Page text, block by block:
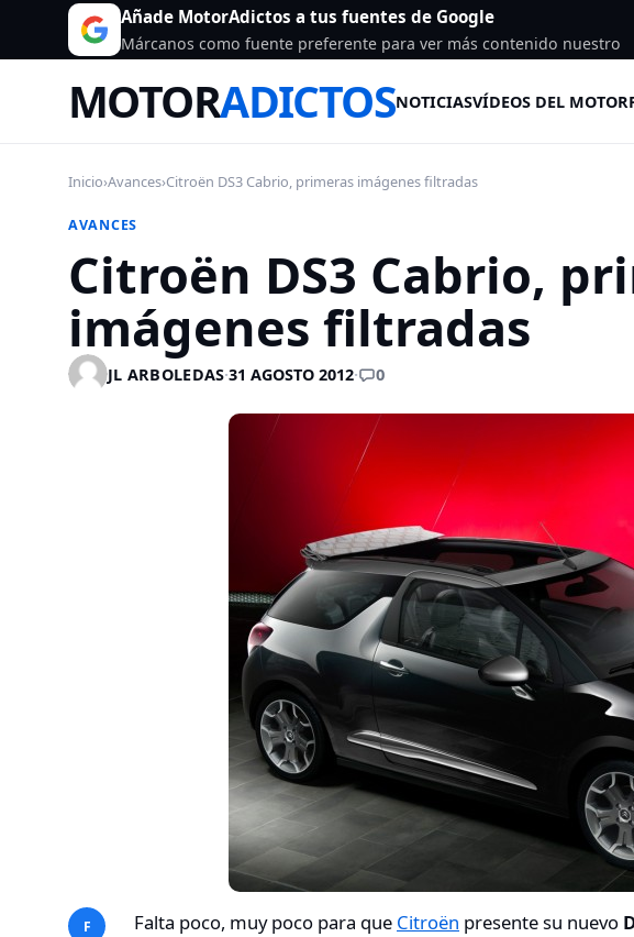
Añade MotorAdictos a tus fuentes de Google
Márcanos como fuente preferente para ver más contenido nuestro
MOTORADICTOSNOTICIASVÍDEOS DEL MOTOR
Inicio›Avances›Citroën DS3 Cabrio, primeras imágenes filtradas
AVANCES
Citroën DS3 Cabrio,
imágenes filtradas
JL ARBOLEDAS·31 AGOSTO 2012· 0
F Falta poco, muy poco para que Citroën presente su nuevo